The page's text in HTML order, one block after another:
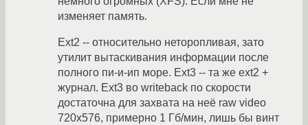
изменяет память.
Ext2 -- относительно неторопливая, зато
утилит вытаскивания информации после
полного пи-и-ип море. Ext3 -- та же ext2 +
журнал. Ext3 во writeback по скорости
достаточна для захвата на неё raw video
720х576, примерно 1 Гб/мин, лишь бы винт